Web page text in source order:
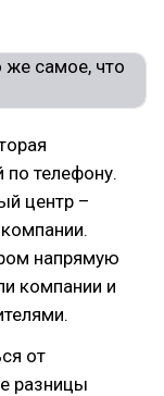
по телефону.
центр –
напрямую
компании и
от
разницы